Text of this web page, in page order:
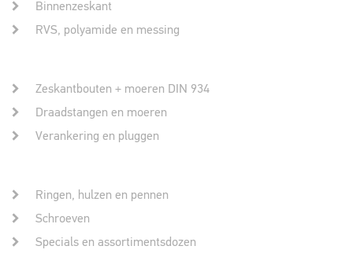
Binnenzeskant
RVS, polyamide en messing
Zeskantbouten + moeren DIN 934
Draadstangen en moeren
Verankering en pluggen
Ringen, hulzen en pennen
Schroeven
Specials en assortimentsdozen